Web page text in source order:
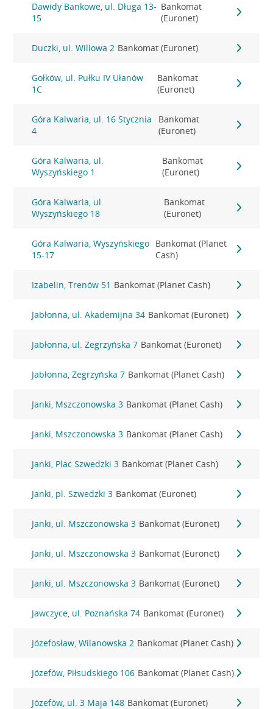
Dawidy Bankowe, ul. Długa 13-
15
Bankomat
(Euronet)
Duczki, ul. Willowa 2 Bankomat (Euronet)
Gołków, ul. Pułku IV Ułanów
1C
Bankomat
(Euronet)
Góra Kalwaria, ul. 16 Stycznia
4
Bankomat
(Euronet)
Góra Kalwaria, ul.
Wyszyńskiego 1
Bankomat
(Euronet)
Góra Kalwaria, ul.
Wyszyńskiego 18
Bankomat
(Euronet)
Góra Kalwaria, Wyszyńskiego
15-17
Bankomat (Planet
Cash)
Izabelin, Trenów 51 Bankomat (Planet Cash)
Jabłonna, ul. Akademijna 34 Bankomat (Euronet)
Jabłonna, ul. Zegrzyńska 7 Bankomat (Euronet)
Jabłonna, Zegrzyńska 7 Bankomat (Planet Cash)
Janki, Mszczonowska 3 Bankomat (Planet Cash)
Janki, Mszczonowska 3 Bankomat (Planet Cash)
Janki, Plac Szwedzki 3 Bankomat (Planet Cash)
Janki, pl. Szwedzki 3 Bankomat (Euronet)
Janki, ul. Mszczonowska 3 Bankomat (Euronet)
Janki, ul. Mszczonowska 3 Bankomat (Euronet)
Janki, ul. Mszczonowska 3 Bankomat (Euronet)
Jawczyce, ul. Poznańska 74 Bankomat (Euronet)
Józefosław, Wilanowska 2 Bankomat (Planet Cash)
Józefów, Piłsudskiego 106 Bankomat (Planet Cash)
Józefów, ul. 3 Maja 148 Bankomat (Euronet)